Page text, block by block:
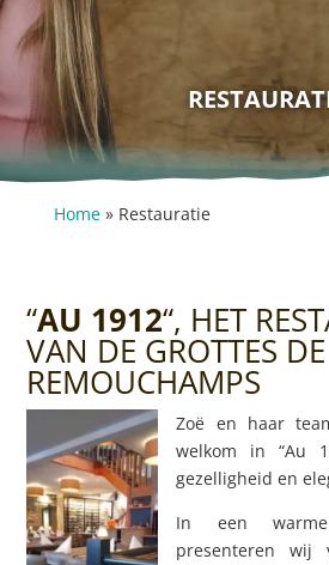
Home» Restauratie
“AU 1912“, HET
VAN DE GROTTES DE
REMOUCHAMPS
Zoë en haar
welkom in “Au
gezelligheid en
In een
presenteren wij